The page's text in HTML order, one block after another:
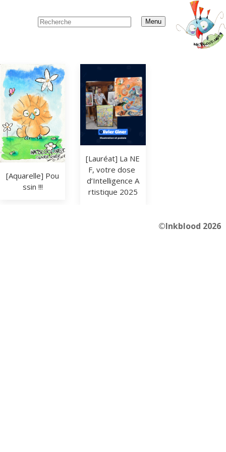
Menu
[Aquarelle] Pou
ssin !!!
[Lauréat] La NE
F, votre dose
d’Intelligence A
rtistique 2025
©Inkblood 2026